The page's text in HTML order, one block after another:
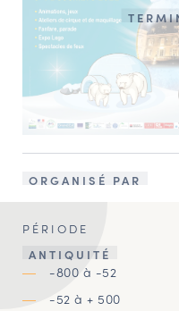
ORGANISÉ PAR
PÉRIODE
ANTIQUITÉ
-800 à -52
-52 à + 500